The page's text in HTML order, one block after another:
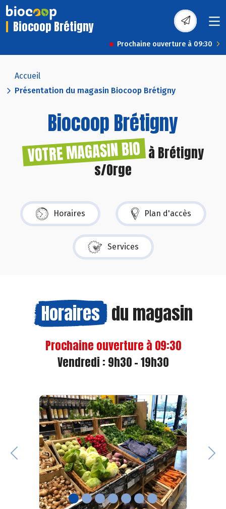
Biocoop Brétigny
Prochaine ouverture à 09:30
Accueil
Présentation du magasin Biocoop Brétigny
Biocoop Brétigny
VOTRE MAGASIN BIO à Brétigny
s/Orge
Horaires Plan d'accès
Services
Horaires du magasin
Prochaine ouverture à 09:30
Vendredi : 9h30 - 19h30
Previous